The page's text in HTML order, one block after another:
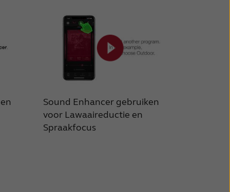
Sound Enhancer gebruiken
voor Lawaaireductie en
Spraakfocus